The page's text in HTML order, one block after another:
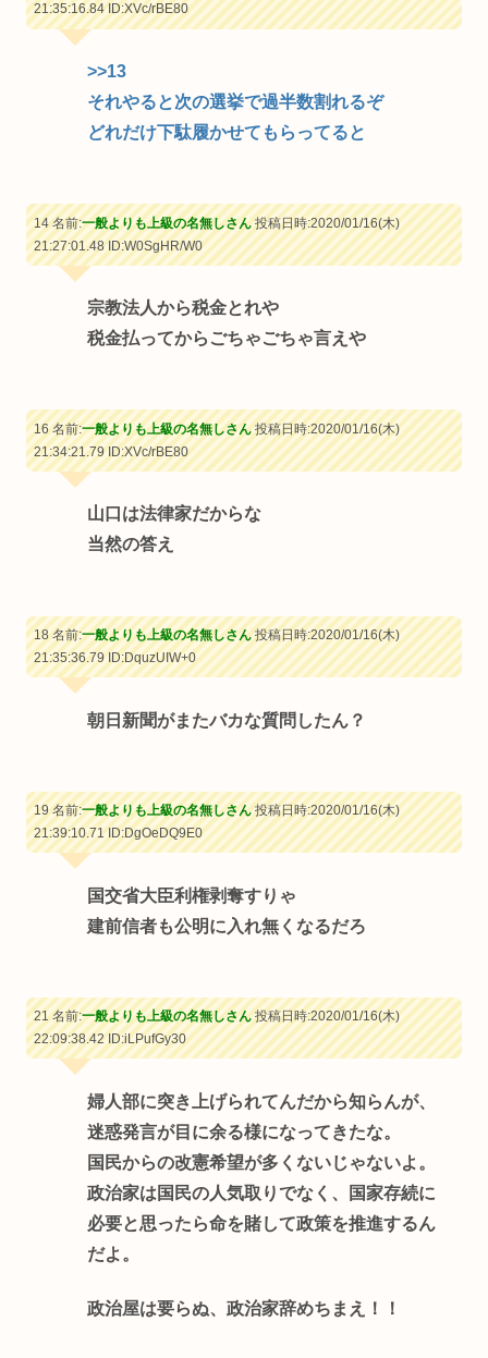
21:35:16.84ID:XVc/rBE80
>>13
それやると次の選挙で過半数割れるぞ
どれだけ下駄履かせてもらってると
14 名前:一般よりも上級の名無しさん投稿日時:2020/01/16(木)
21:27:01.48ID:W0SgHR/W0
宗教法人から税金とれや
税金払ってからごちゃごちゃ言えや
16 名前:一般よりも上級の名無しさん投稿日時:2020/01/16(木)
21:34:21.79ID:XVc/rBE80
山口は法律家だからな
当然の答え
18 名前:一般よりも上級の名無しさん投稿日時:2020/01/16(木)
21:35:36.79ID:DquzUIW+0
朝日新聞がまたバカな質問したん？
19 名前:一般よりも上級の名無しさん投稿日時:2020/01/16(木)
21:39:10.71ID:DgOeDQ9E0
国交省大臣利権剥奪すりゃ
建前信者も公明に入れ無くなるだろ
21 名前:一般よりも上級の名無しさん投稿日時:2020/01/16(木)
22:09:38.42ID:iLPufGy30
婦人部に突き上げられてんだから知らんが、
迷惑発言が目に余る様になってきたな。
国民からの改憲希望が多くないじゃないよ。
政治家は国民の人気取りでなく、国家存続に
必要と思ったら命を賭して政策を推進するん
だよ。
政治屋は要らぬ、政治家辞めちまえ！！